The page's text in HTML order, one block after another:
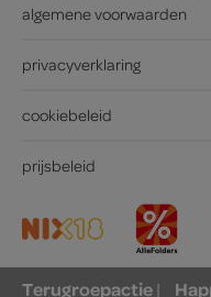
algemene voorwaarden
privacyverklaring
cookiebeleid
prijsbeleid
Terugroepactie|